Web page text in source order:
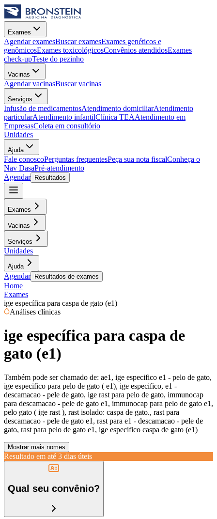
Exames
Agendar examesBuscar examesExames genéticos e
genômicosExames toxicológicosConvênios atendidosExames
check-upTeste do pezinho
Vacinas
Agendar vacinasBuscar vacinas
Serviços
Infusão de medicamentosAtendimento domiciliarAtendimento
particularAtendimento infantilClínica TEAAtendimento em
EmpresasColeta em consultório
Unidades
Ajuda
Fale conoscoPerguntas frequentesPeça sua nota fiscalConheça o
Nav DasaPré-atendimento
Agendar
Resultados
Exames
Vacinas
Serviços
Unidades
Ajuda
Agendar Resultados de exames
Home
Exames
ige específica para caspa de gato (e1)
Análises clínicas
ige específica para caspa de
gato (e1)
Também pode ser chamado de: ae1, ige especifico e1 - pelo de gato,
ige especifico para pelo de gato ( e1), ige especifico, e1 -
descamacao - pele de gato, ige rast para pelo de gato, immunocap
para descamacao - pele de gato e1, immunocap para pelo de gato e1,
pelo gato ( ige rast ), rast isolado: caspa de gato., rast para
descamacao - pele de gato e1, rast para e1 - descamacao - pele de
gato, rast para pelo de gato e1, ige especifico caspa de gato (e1)
Mostrar mais nomes
Resultado em até 3 dias úteis
Qual seu convênio?